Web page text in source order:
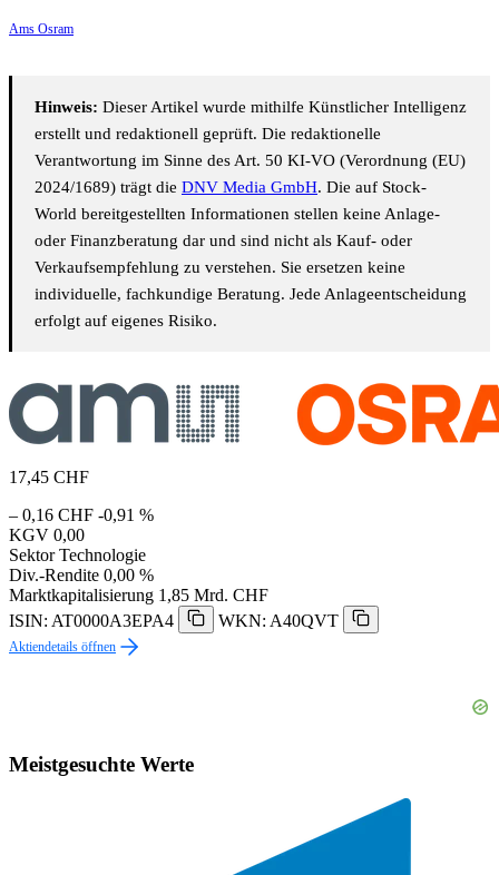
Ams Osram
Hinweis: Dieser Artikel wurde mithilfe Künstlicher Intelligenz
erstellt und redaktionell geprüft. Die redaktionelle
Verantwortung im Sinne des Art. 50 KI-VO (Verordnung (EU)
2024/1689) trägt die DNV Media GmbH. Die auf Stock-
World bereitgestellten Informationen stellen keine Anlage-
oder Finanzberatung dar und sind nicht als Kauf- oder
Verkaufsempfehlung zu verstehen. Sie ersetzen keine
individuelle, fachkundige Beratung. Jede Anlageentscheidung
erfolgt auf eigenes Risiko.
17,45 CHF
– 0,16 CHF -0,91 %
KGV 0,00
Sektor Technologie
Div.-Rendite 0,00 %
Marktkapitalisierung 1,85 Mrd. CHF
ISIN: AT0000A3EPA4
WKN: A40QVT
Aktiendetails öffnen
Meistgesuchte Werte